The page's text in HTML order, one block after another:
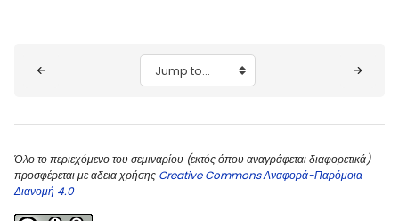
Jump to...
Όλο το περιεχόμενο του σεμιναρίου (εκτός όπου αναγράφεται διαφορετικά)
προσφέρεται με αδεια χρήσης Creative Commons Αναφορά-Παρόμοια
Διανομή 4.0